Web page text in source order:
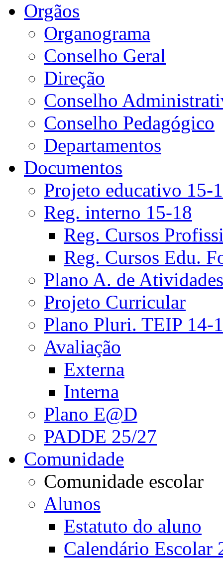
Orgãos
Organograma
Conselho Geral
Direção
Conselho
Conselho Pedagógico
Departamentos
Documentos
Projeto educativo 15-
Reg. interno 15-18
Reg. Cursos
Reg. Cursos Edu.
Plano A. de Atividades
Projeto Curricular
Plano Pluri. TEIP 14-
Avaliação
Externa
Interna
Plano E@D
PADDE 25/27
Comunidade
Comunidade escolar
Alunos
Estatuto do aluno
Calendário Escolar